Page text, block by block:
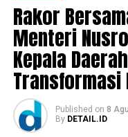
Rakor
Menteri
Kepala
Transformasi
Published on 8
By DETAIL.ID